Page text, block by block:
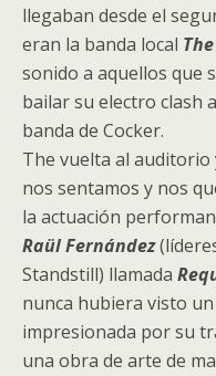
llegaban desde el
eran la banda local
sonido a aquellos que
bailar su electro clash
banda de Cocker.
The vuelta al auditorio
nos sentamos y nos
la actuación
Raül Fernández
Standstill) llamada
nunca hubiera visto
impresionada por su
una obra de arte de